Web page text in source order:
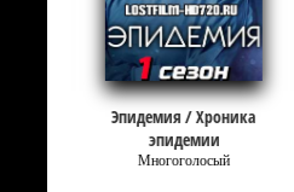
Эпидемия / Хроника
эпидемии
Многоголосый